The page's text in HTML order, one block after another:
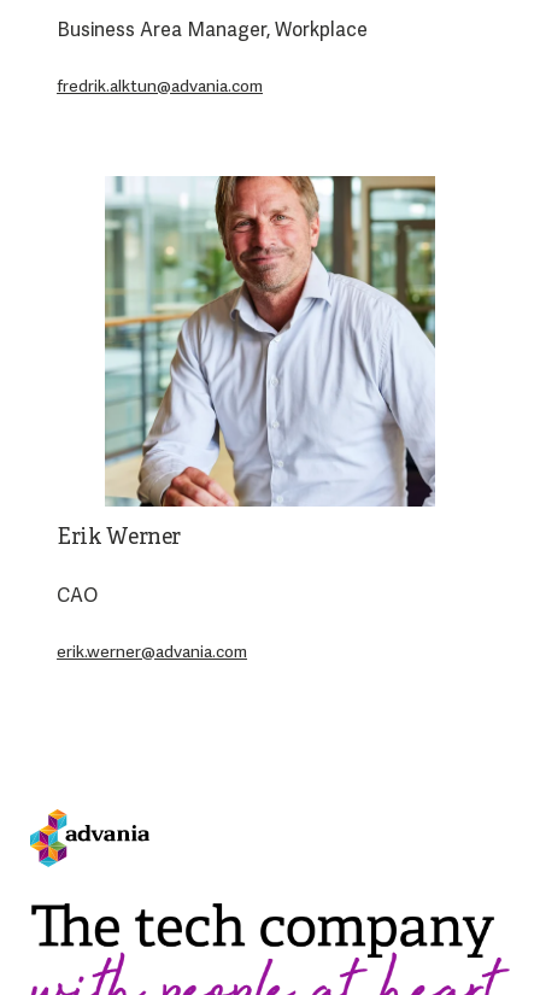
Business Area Manager, Workplace
fredrik.alktun@advania.com
Erik Werner
CAO
erik.werner@advania.com